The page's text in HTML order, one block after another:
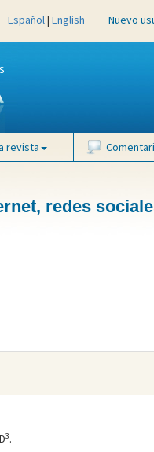
Español| English Nuevo
revista
redes
3.